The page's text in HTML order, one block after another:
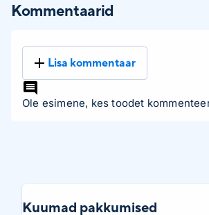
Kommentaarid
Lisa kommentaar
Ole esimene, kes toodet
Kuumad pakkumised